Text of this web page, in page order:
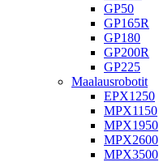
GP50
GP165R
GP180
GP200R
GP225
Maalausrobotit
EPX1250
MPX1150
MPX1950
MPX2600
MPX3500